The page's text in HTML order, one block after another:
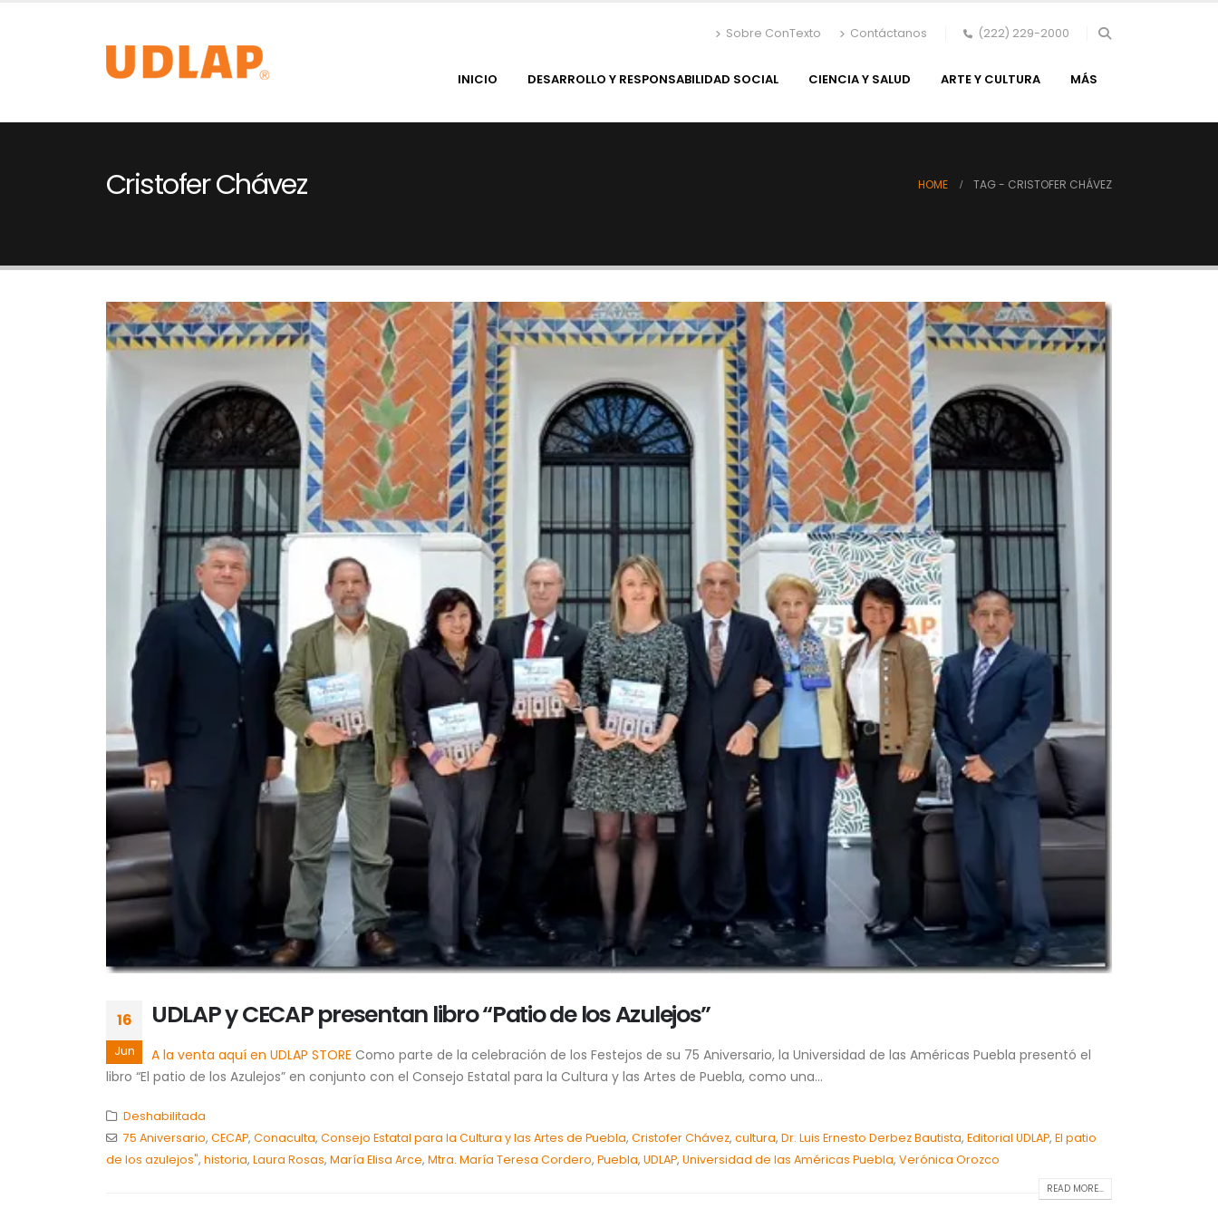
Sobre ConTexto Contáctanos (222) 229-2000
INICIO DESARROLLO Y RESPONSABILIDAD SOCIAL CIENCIA Y SALUD ARTE Y CULTURA MÁS
Cristofer Chávez HOME TAG - CRISTOFER CHÁVEZ
16
Jun
UDLAP y CECAP presentan libro “Patio de los Azulejos”
A la venta aquí en UDLAP STORE Como parte de la celebración de los Festejos de su 75 Aniversario, la Universidad de las Américas Puebla presentó el
libro “El patio de los Azulejos” en conjunto con el Consejo Estatal para la Cultura y las Artes de Puebla, como una...
Deshabilitada
75 Aniversario, CECAP, Conaculta, Consejo Estatal para la Cultura y las Artes de Puebla, Cristofer Chávez, cultura, Dr. Luis Ernesto Derbez Bautista, Editorial UDLAP, El patio
de los azulejos", historia, Laura Rosas, María Elisa Arce, Mtra. María Teresa Cordero, Puebla, UDLAP, Universidad de las Américas Puebla, Verónica Orozco
READ MORE...